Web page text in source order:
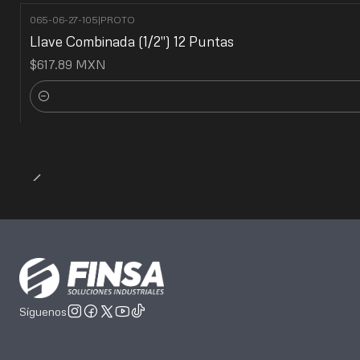
065-06-27-105|PROTO
Llave Combinada (1/2") 12 Puntas
$617.89 MXN
Cantidad
Síguenos